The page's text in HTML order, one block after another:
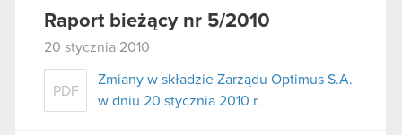
Raport bieżący nr 5/2010
20 stycznia 2010
PDF
Zmiany w składzie Zarządu Optimus S.A.
w dniu 20 stycznia 2010 r.